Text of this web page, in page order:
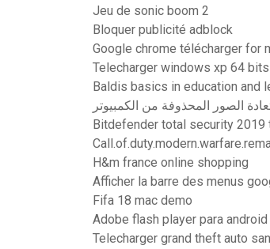
Jeu de sonic boom 2
Bloquer publicité adblock
Google chrome télécharger for
Telecharger windows xp 64
Baldis basics in education and
الصور المحذوفة من الكمبيوتر
Bitdefender total security
H&m france online shopping
Afficher la barre des menus
Fifa 18 mac demo
Adobe flash player para
Telecharger grand theft auto